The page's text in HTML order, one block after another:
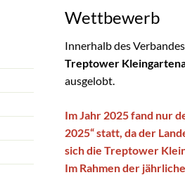
Kontaktformular
Satzung
Mustersatzung
Schulungen
Wildbienenschaugarten
Wettbewerb
Innerhalb des
Treptower
ausgelobt.
Im Jahr 2025 fand nur
2025“ statt, da der
sich die Treptower
Im Rahmen der